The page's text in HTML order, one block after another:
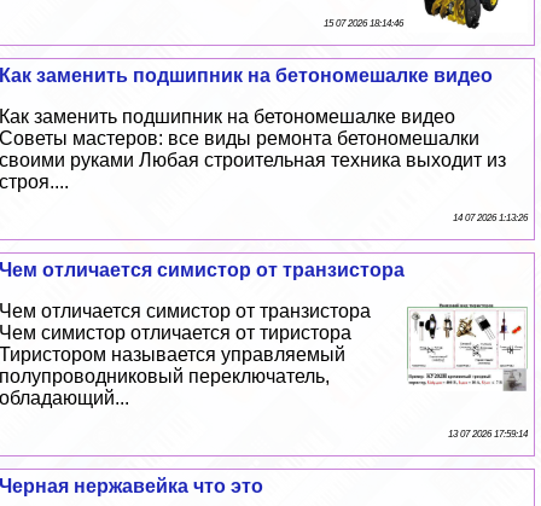
15 07 2026 18:14:46
Как заменить подшипник на бетономешалке видео
Как заменить подшипник на бетономешалке видео
Советы мастеров: все виды ремонта бетономешалки
своими руками Любая строительная техника выходит из
строя....
14 07 2026 1:13:26
Чем отличается симистор от транзистора
Чем отличается симистор от транзистора
Чем симистор отличается от тиристора
Тиристором называется управляемый
полупроводниковый переключатель,
обладающий...
13 07 2026 17:59:14
Черная нержавейка что это